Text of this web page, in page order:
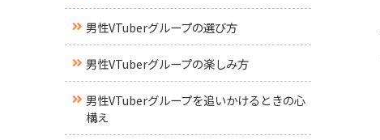
男性VTuberグループの選び方
男性VTuberグループの楽しみ方
男性VTuberグループを追いかけるときの心
構え